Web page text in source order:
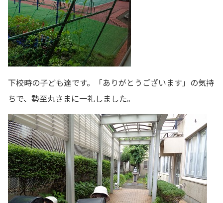
下校時の子ども達です。「ありがとうございます」の気持
ちで、勢至丸さまに一礼しました。